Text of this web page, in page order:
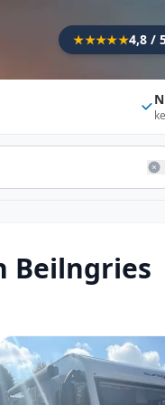
★★★★★4,8 /
Sitzplätze
Flexibel (±3
Teil-
Beilngries